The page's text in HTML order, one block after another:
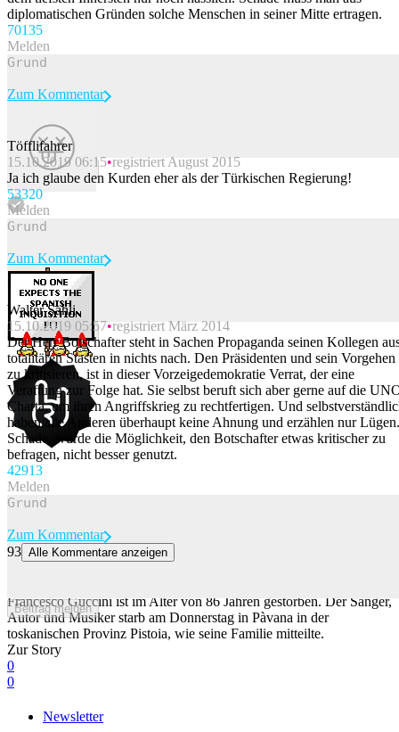
diplomatischen Gründen solche Menschen in seiner Mitte ertragen.
70135
Melden
Beitrag melden
Zum Kommentar
Töfflifahrer
15.10.2019 06:15 registriert August 2015
Ja ich glaube den Kurden eher als der Türkischen Regierung!
53320
Melden
Beitrag melden
Zum Kommentar
Walter Sahli
15.10.2019 05:57 registriert März 2014
Der Herr Botschafter steht in Sachen Propaganda seinen Kollegen
totalitären Stasten in nichts nach. Den Präsidenten und sein Vorgehen
zu kritisieren, ist in dieser Vorzeigedemokratie Verrat, der eine
Veraftung zur Folge hat. Sie selbst beruft sich aber gerne auf die
Charta, um ihren Angriffskrieg zu rechtfertigen. Und
haben alle Anderen überhaupt keine Ahnung und erzählen nur Lügen.
Schade, wurde die Möglichkeit, den Botschafter etwas kritischer zu
befragen, nicht besser genutzt.
42913
Melden
Beitrag melden
Zum Kommentar
93 Alle Kommentare anzeigen
Francesco Guccini ist im Alter von 86 Jahren gestorben. Der Sänger,
Autor und Musiker starb am Donnerstag in Pàvana in der
toskanischen Provinz Pistoia, wie seine Familie mitteilte.
Zur Story
0
0
Newsletter